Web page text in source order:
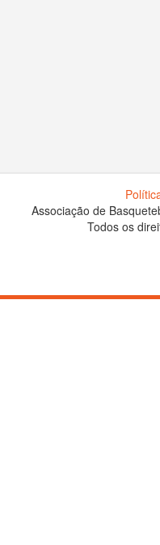
Associação de
Todos os